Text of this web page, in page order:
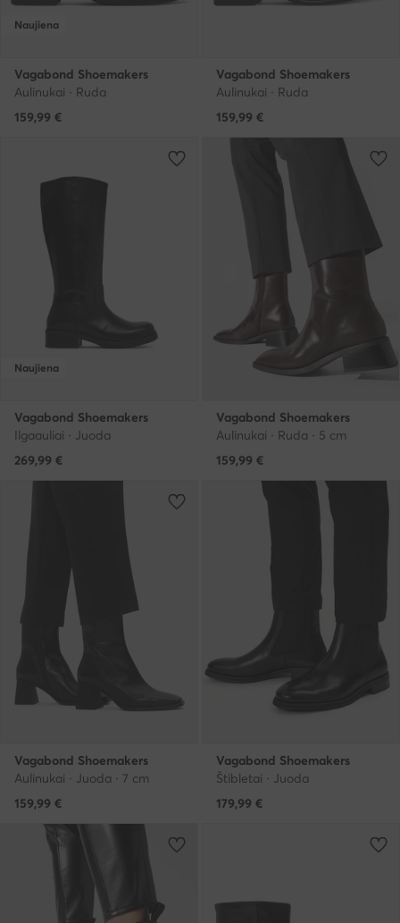
Naujiena
Vagabond Shoemakers
Aulinukai · Ruda
159,99 €
Vagabond Shoemakers
Aulinukai · Ruda
159,99 €
Naujiena
Vagabond Shoemakers
Ilgaauliai · Juoda
269,99 €
Vagabond Shoemakers
Aulinukai · Ruda · 5 cm
159,99 €
Vagabond Shoemakers
Aulinukai · Juoda · 7 cm
159,99 €
Vagabond Shoemakers
Štibletai · Juoda
179,99 €